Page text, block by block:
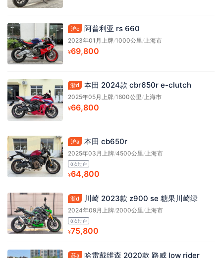
沪c 阿普利亚 rs 660
2023年01月上牌/1000公里 /上海市
¥69,800
浙d 本田 2024款 cbr650r e-clutch
2025年05月上牌/1600公里 /上海市
¥66,800
沪a 本田 cb650r
2025年03月上牌/4500公里 /上海市
0次过户
¥64,800
浙d 川崎 2023款 z900 se 糖果川崎绿
2024年09月上牌/2000公里 /上海市
0次过户
¥75,800
苏a 哈雷戴维森 2020款 路威 low rider